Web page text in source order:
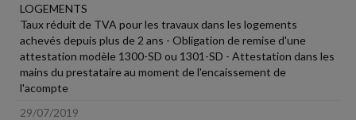
LOGEMENTS
Taux réduit de TVA pour les travaux dans les logements
achevés depuis plus de 2 ans - Obligation de remise d'une
attestation modèle 1300-SD ou 1301-SD - Attestation dans les
mains du prestataire au moment de l'encaissement de
l'acompte
29/07/2019